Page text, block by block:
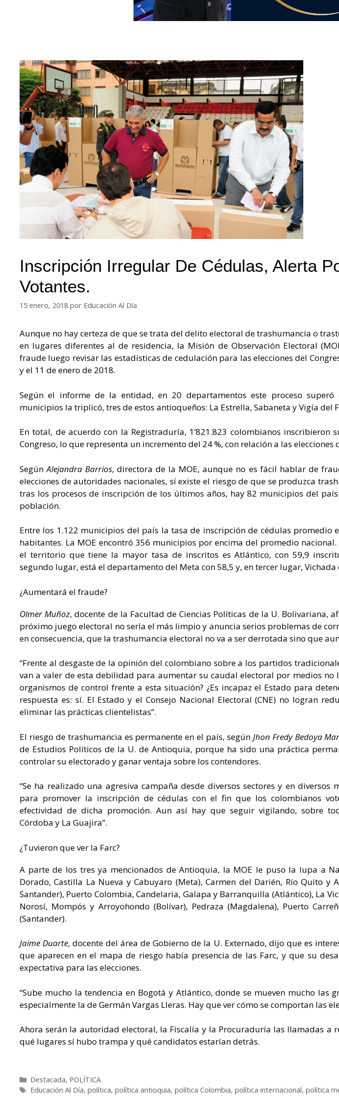
Inscripción Irregular De Cédulas, Alerta
Votantes.
15 enero, 2018 por Educación Al Día
Aunque no hay certeza de que se trata del delito electoral de trashumancia o
en lugares diferentes al de residencia, la Misión de Observación Electoral
fraude luego revisar las estadísticas de cedulación para las elecciones del
y el 11 de enero de 2018.
Según el informe de la entidad, en 20 departamentos este proceso
municipios la triplicó, tres de estos antioqueños: La Estrella, Sabaneta y Vigía del
En total, de acuerdo con la Registraduría, 1’821.823 colombianos inscribieron
Congreso, lo que representa un incremento del 24 %, con relación a las elecciones
SegúnAlejandra Barrios, directora de la MOE, aunque no es fácil hablar de
elecciones de autoridades nacionales, sí existe el riesgo de que se produzca
tras los procesos de inscripción de los últimos años, hay 82 municipios del
población.
Entre los 1.122 municipios del país la tasa de inscripción de cédulas promedio
habitantes. La MOE encontró 356 municipios por encima del promedio
el territorio que tiene la mayor tasa de inscritos es Atlántico, con 59,9
segundo lugar, está el departamento del Meta con 58,5 y, en tercer lugar, Vichada
¿Aumentará el fraude?
Olmer Muñoz, docente de la Facultad de Ciencias Políticas de la U. Bolivariana,
próximo juego electoral no sería el más limpio y anuncia serios problemas de
en consecuencia, que la trashumancia electoral no va a ser derrotada sino que
“Frente al desgaste de la opinión del colombiano sobre a los partidos
van a valer de esta debilidad para aumentar su caudal electoral por medios no
organismos de control frente a esta situación? ¿Es incapaz el Estado para
respuesta es: sí. El Estado y el Consejo Nacional Electoral (CNE) no logran
eliminar las prácticas clientelistas”.
El riesgo de trashumancia es permanente en el país, según Jhon Fredy Bedoya
de Estudios Políticos de la U. de Antioquia, porque ha sido una práctica
controlar su electorado y ganar ventaja sobre los contendores.
“Se ha realizado una agresiva campaña desde diversos sectores y en diversos
para promover la inscripción de cédulas con el fin que los colombianos
efectividad de dicha promoción. Aun así hay que seguir vigilando, sobre
Córdoba y La Guajira”.
¿Tuvieron que ver la Farc?
A parte de los tres ya mencionados de Antioquia, la MOE le puso la lupa a
Dorado, Castilla La Nueva y Cabuyaro (Meta), Carmen del Darién, Río Quito y
Santander), Puerto Colombia, Candelaria, Galapa y Barranquilla (Atlántico), La
Norosí, Mompós y Arroyohondo (Bolívar), Pedraza (Magdalena), Puerto
(Santander).
Jaime Duarte, docente del área de Gobierno de la U. Externado, dijo que es
que aparecen en el mapa de riesgo había presencia de las Farc, y que su
expectativa para las elecciones.
“Sube mucho la tendencia en Bogotá y Atlántico, donde se mueven mucho las
especialmente la de Germán Vargas Lleras. Hay que ver cómo se comportan las
Ahora serán la autoridad electoral, la Fiscalía y la Procuraduría las llamadas a
qué lugares sí hubo trampa y qué candidatos estarían detrás.
Categorías
Destacada, POLÍTICA
Etiquetas
Educación Al Día, política, política antioquia, política Colombia, política internacional, política